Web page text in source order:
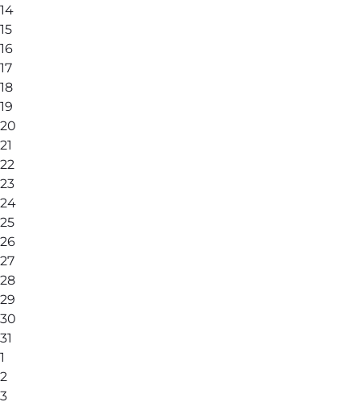
14
15
16
17
18
19
20
21
22
23
24
25
26
27
28
29
30
31
1
2
3